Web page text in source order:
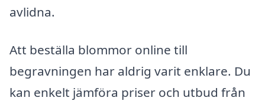
avlidna.
Att beställa blommor online till
begravningen har aldrig varit enklare. Du
kan enkelt jämföra priser och utbud från